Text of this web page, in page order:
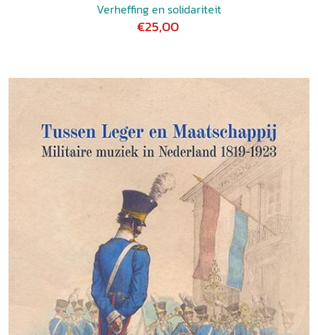
Verheffing en solidariteit
€25,00